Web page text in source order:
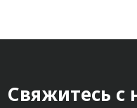
Свяжитесь с